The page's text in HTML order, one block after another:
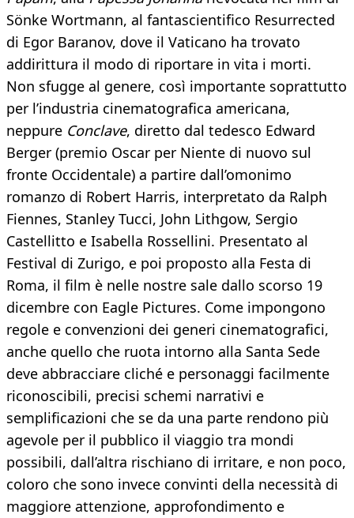
Sönke Wortmann, al fantascientifico Resurrected
di Egor Baranov, dove il Vaticano ha trovato
addirittura il modo di riportare in vita i morti.
Non sfugge al genere, così importante soprattutto
per l’industria cinematografica americana,
neppure Conclave, diretto dal tedesco Edward
Berger (premio Oscar per Niente di nuovo sul
fronte Occidentale) a partire dall’omonimo
romanzo di Robert Harris, interpretato da Ralph
Fiennes, Stanley Tucci, John Lithgow, Sergio
Castellitto e Isabella Rossellini. Presentato al
Festival di Zurigo, e poi proposto alla Festa di
Roma, il film è nelle nostre sale dallo scorso 19
dicembre con Eagle Pictures. Come impongono
regole e convenzioni dei generi cinematografici,
anche quello che ruota intorno alla Santa Sede
deve abbracciare cliché e personaggi facilmente
riconoscibili, precisi schemi narrativi e
semplificazioni che se da una parte rendono più
agevole per il pubblico il viaggio tra mondi
possibili, dall’altra rischiano di irritare, e non poco,
coloro che sono invece convinti della necessità di
maggiore attenzione, approfondimento e